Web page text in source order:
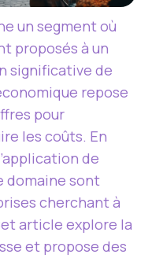
un segment où
proposés à un
significative de
repose
pour
les coûts. En
de
domaine sont
cherchant à
article explore la
et propose des